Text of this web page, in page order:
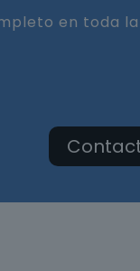
en toda la